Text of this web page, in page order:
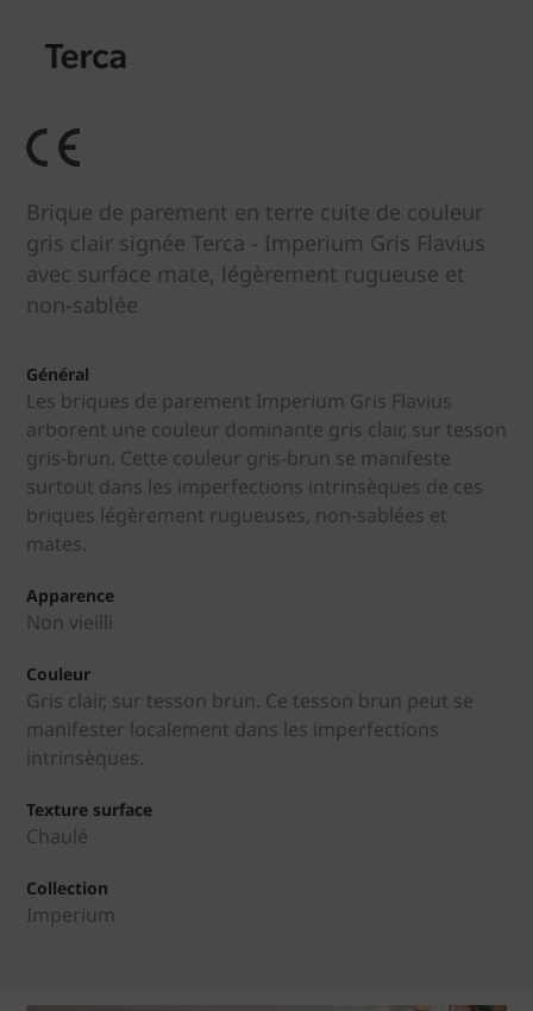
Brique de parement en terre cuite de couleur
gris clair signée Terca - Imperium Gris Flavius
avec surface mate, légèrement rugueuse et
non-sablée
Général
Les briques de parement Imperium Gris Flavius
arborent une couleur dominante gris clair, sur tesson
gris-brun. Cette couleur gris-brun se manifeste
surtout dans les imperfections intrinsèques de ces
briques légèrement rugueuses, non-sablées et
mates.
Apparence
Non vieilli
Couleur
Gris clair, sur tesson brun. Ce tesson brun peut se
manifester localement dans les imperfections
intrinsèques.
Texture surface
Chaulé
Collection
Imperium